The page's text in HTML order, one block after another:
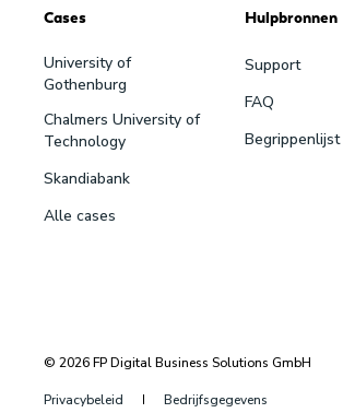
Cases
University of
Gothenburg
Chalmers University of
Technology
Skandiabank
Alle cases
Hulpbronnen
Support
FAQ
Begrippenlijst
© 2026 FP Digital Business Solutions GmbH
Privacybeleid Bedrijfsgegevens